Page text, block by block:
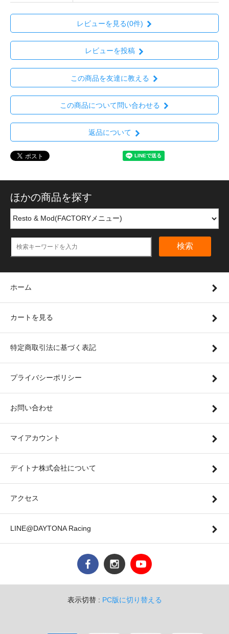
レビューを見る(0件)
レビューを投稿
この商品を友達に教える
この商品について問い合わせる
返品について
ほかの商品を探す
検索
ホーム
カートを見る
特定商取引法に基づく表記
プライバシーポリシー
お問い合わせ
マイアカウント
デイトナ株式会社について
アクセス
LINE@DAYTONA Racing
表示切替 : PC版に切り替える